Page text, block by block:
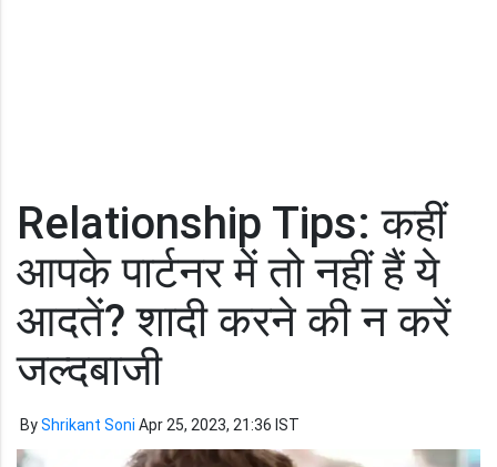
Relationship Tips: कहीं
आपके पार्टनर में तो नहीं हैं ये
आदतें? शादी करने की न करें
जल्दबाजी
ByShrikant Soni Apr 25, 2023, 21:36 IST